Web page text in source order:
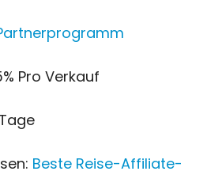
Pro Verkauf
Beste Reise-Affiliate-